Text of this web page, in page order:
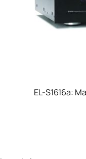
EL-S1616a: